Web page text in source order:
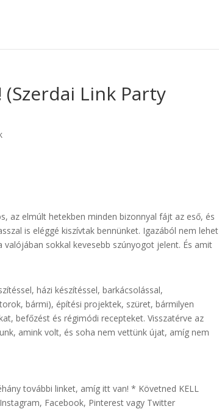
Link Party
az elmúlt hetekben minden bizonnyal fájt az eső, és
is eléggé kiszívtak bennünket. Igazából nem lehet
sokkal kevesebb szúnyogot jelent. És amit
házi készítéssel, barkácsolással,
bármi), építési projektek, szüret, bármilyen
befőzést és régimódi recepteket. Visszatérve az
amink volt, és soha nem vettünk újat, amíg nem
további linket, amíg itt van! * Követned KELL
Facebook, Pinterest vagy Twitter